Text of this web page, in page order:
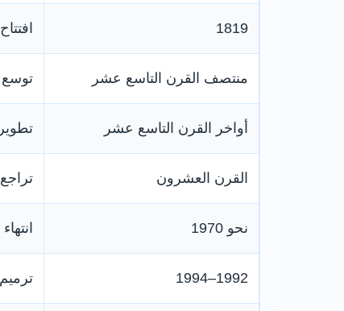
1819 افتتاح Sheffield & Tinsley Canal
منتصف القرن التاسع عشر توسع
أواخر القرن التاسع عشر
القرن العشرون
نحو 1970
1992–1994